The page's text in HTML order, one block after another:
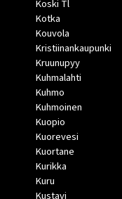
Koski Tl
Kotka
Kouvola
Kristiinankaupunki
Kruunupyy
Kuhmalahti
Kuhmo
Kuhmoinen
Kuopio
Kuorevesi
Kuortane
Kurikka
Kuru